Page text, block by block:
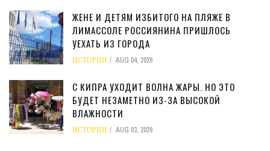
ЖЕНЕ И ДЕТЯМ ИЗБИТОГО НА ПЛЯЖЕ В
ЛИМАССОЛЕ РОССИЯНИНА ПРИШЛОСЬ
УЕХАТЬ ИЗ ГОРОДА
ИСТОРИИ AUG 04, 2026
С КИПРА УХОДИТ ВОЛНА ЖАРЫ. НО ЭТО
БУДЕТ НЕЗАМЕТНО ИЗ-ЗА ВЫСОКОЙ
ВЛАЖНОСТИ
ИСТОРИИ AUG 03, 2026